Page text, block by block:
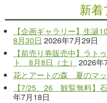
新
【企画ギャラリー】生
8月30日 2026年7月29日
【前売り券販売中】ラト
ト 8月8日（土）
2026年
花とアートの森 夏のマ
【7/25、26 観覧無料】
年7月18日